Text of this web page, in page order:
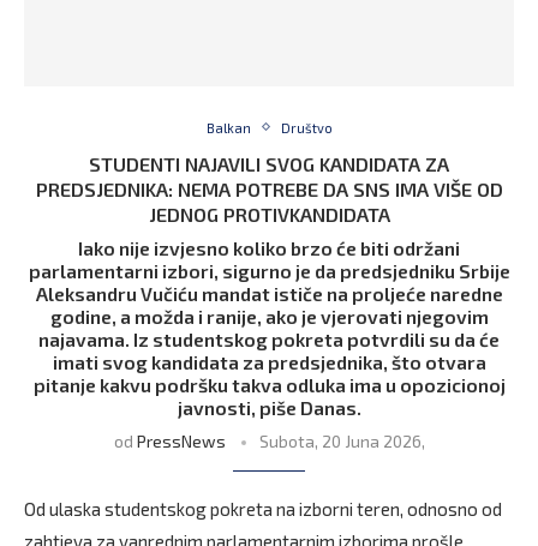
Balkan Društvo
STUDENTI NAJAVILI SVOG KANDIDATA ZA
PREDSJEDNIKA: NEMA POTREBE DA SNS IMA VIŠE OD
JEDNOG PROTIVKANDIDATA
Iako nije izvjesno koliko brzo će biti održani
parlamentarni izbori, sigurno je da predsjedniku Srbije
Aleksandru Vučiću mandat ističe na proljeće naredne
godine, a možda i ranije, ako je vjerovati njegovim
najavama. Iz studentskog pokreta potvrdili su da će
imati svog kandidata za predsjednika, što otvara
pitanje kakvu podršku takva odluka ima u opozicionoj
javnosti, piše Danas.
od PressNews Subota, 20 Juna 2026,
Od ulaska studentskog pokreta na izborni teren, odnosno od
zahtjeva za vanrednim parlamentarnim izborima prošle